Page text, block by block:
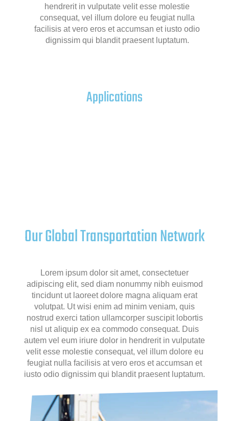
hendrerit in vulputate velit esse molestie
consequat, vel illum dolore eu feugiat nulla
facilisis at vero eros et accumsan et iusto odio
dignissim qui blandit praesent luptatum.
Applications
Our Global Transportation Network
Lorem ipsum dolor sit amet, consectetuer
adipiscing elit, sed diam nonummy nibh euismod
tincidunt ut laoreet dolore magna aliquam erat
volutpat. Ut wisi enim ad minim veniam, quis
nostrud exerci tation ullamcorper suscipit lobortis
nisl ut aliquip ex ea commodo consequat. Duis
autem vel eum iriure dolor in hendrerit in vulputate
velit esse molestie consequat, vel illum dolore eu
feugiat nulla facilisis at vero eros et accumsan et
iusto odio dignissim qui blandit praesent luptatum.